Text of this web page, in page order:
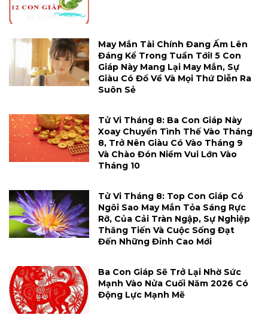
May Mắn Tài Chính Đang Ấm Lên
Đáng Kể Trong Tuần Tới! 5 Con
Giáp Này Mang Lại May Mắn, Sự
Giàu Có Đổ Về Và Mọi Thứ Diễn Ra
Suôn Sẻ
Tử Vi Tháng 8: Ba Con Giáp Này
Xoay Chuyển Tình Thế Vào Tháng
8, Trở Nên Giàu Có Vào Tháng 9
Và Chào Đón Niềm Vui Lớn Vào
Tháng 10
Tử Vi Tháng 8: Top Con Giáp Có
Ngôi Sao May Mắn Tỏa Sáng Rực
Rỡ, Của Cải Tràn Ngập, Sự Nghiệp
Thăng Tiến Và Cuộc Sống Đạt
Đến Những Đỉnh Cao Mới
Ba Con Giáp Sẽ Trở Lại Nhờ Sức
Mạnh Vào Nửa Cuối Năm 2026 Có
Động Lực Mạnh Mẽ